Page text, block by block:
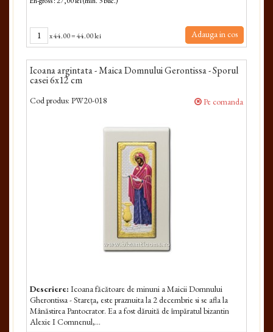
x44.00=44.00 lei Adauga in cos
Icoana argintata - Maica Domnului Gerontissa - Sporul
casei 6x12 cm
Cod produs: PW20-018 Pe comanda
Descriere: Icoana făcătoare de minuni a Maicii Dom­nului
Gherontissa - Stareța, este praznuita la 2 decembrie si se afla la
Mânăstirea Pantocrator. Ea a fost dăruită de împăratul bizantin
Alexie I Comnenul,...